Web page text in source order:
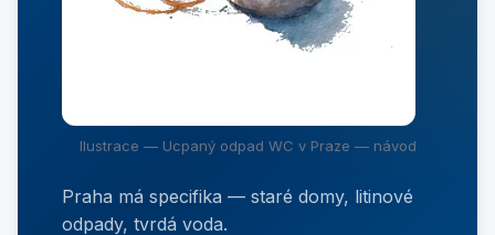
Ilustrace — Ucpaný odpad WC v Praze — návod
Praha má specifika — staré domy, litinové
odpady, tvrdá voda.